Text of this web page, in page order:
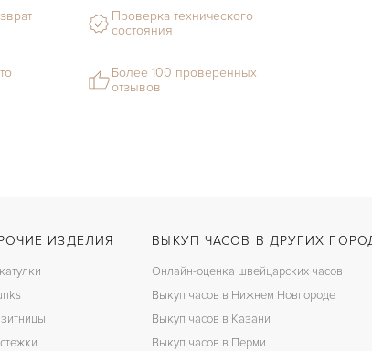
Проверка технического
состояния
Более 100 проверенных
отзывов
ИЗДЕЛИЯ ВЫКУП ЧАСОВ В ДРУГИХ
Онлайн-оценка швейцарских часов
Выкуп часов в Нижнем Новгороде
Выкуп часов в Казани
Выкуп часов в Перми